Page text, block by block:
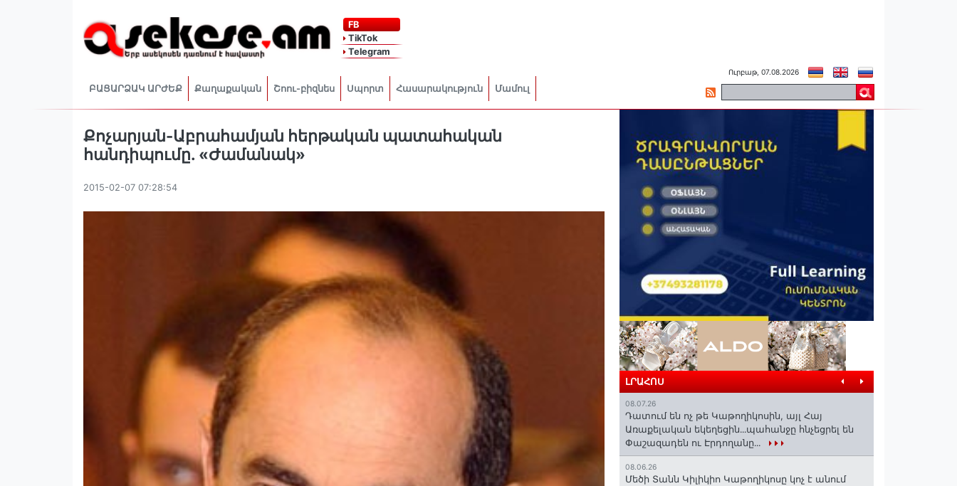
FB
TikTok
Telegram
ԲԱՑԱՐՁԱԿ ԱՐԺԵՔ Քաղաքական Շոու-բիզնես Սպորտ Հասարակություն Մամուլ
Ուրբաթ, 07.08.2026
Քոչարյան-Աբրահամյան հերթական պատահական
հանդիպումը. «Ժամանակ»
2015-02-07 07:28:54
ԼՐԱՀՈՍ
08.07.26
Դատում են ոչ թե Կաթողիկոսին, այլ Հայ
Առաքելական եկեղեցին․․․պահանջը հնչեցրել են
Փաշազադեն ու Էրդողանը․․․
08.06.26
Մեծի Տանն Կիլիկիո Կաթողիկոսը կոչ է անում